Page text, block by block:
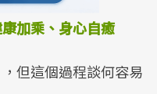
加乘、身心自癒
但這個過程談何容易